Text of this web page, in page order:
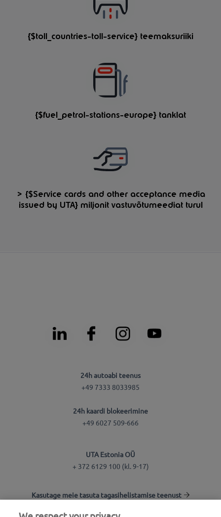
{$toll_countries-toll-service} teemaksuriiki
{$fuel_petrol-stations-europe} tanklat
> {$Service cards and other acceptance media
issued by UTA} miljonit vastuvõtumeediat turul
24h autoabi teenus
+49 7333 8033985
24h kaardi blokeerimine
+49 6027 509-666
UTA Estonia OÜ
+ 372 6129 100 (kl. 9-17)
Kasutage meie tasuta tagasihelistamise teenust